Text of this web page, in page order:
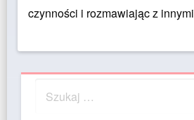
czynności i rozmawiając z innymi